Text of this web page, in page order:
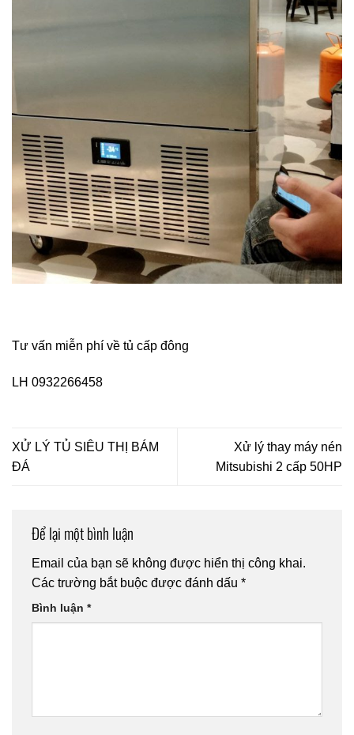
Tư vấn miễn phí về tủ cấp đông
LH 0932266458
XỬ LÝ TỦ SIÊU THỊ BÁM
ĐÁ
Xử lý thay máy nén
Mitsubishi 2 cấp 50HP
Để lại một bình luận
Email của bạn sẽ không được hiển thị công khai.
Các trường bắt buộc được đánh dấu *
Bình luận *